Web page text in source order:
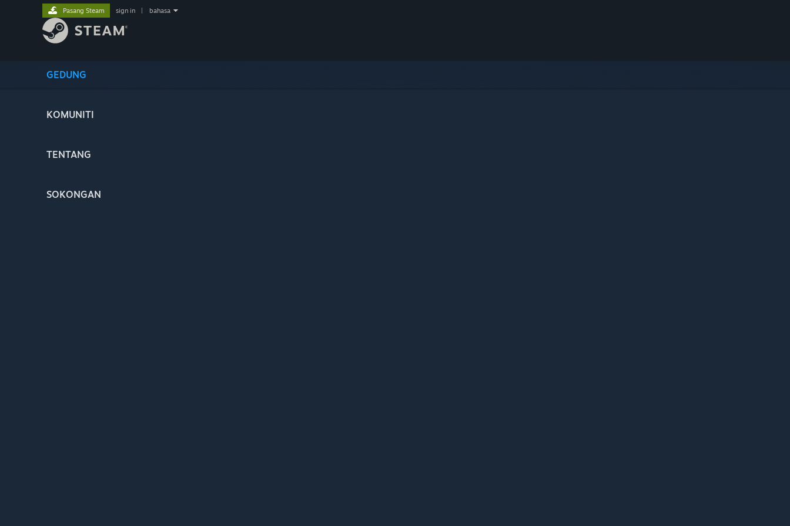
GEDUNG
KOMUNITI
TENTANG
SOKONGAN
Pasang Steam sign in bahasa